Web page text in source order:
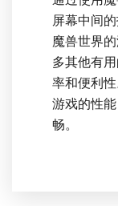
屏幕中间
魔兽世界
多其他有
率和便利
游戏的性
畅。